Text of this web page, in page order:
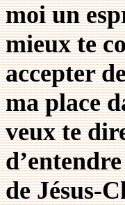
moi un
mieux te
accepter
ma place
veux te
de Jésus-